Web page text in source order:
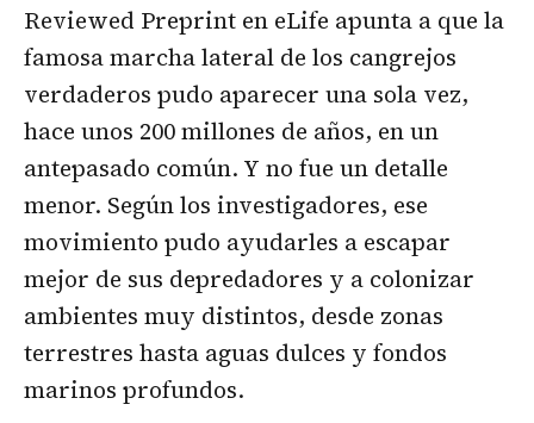
Reviewed Preprint en eLife apunta a que la
famosa marcha lateral de los cangrejos
verdaderos pudo aparecer una sola vez,
hace unos 200 millones de años, en un
antepasado común. Y no fue un detalle
menor. Según los investigadores, ese
movimiento pudo ayudarles a escapar
mejor de sus depredadores y a colonizar
ambientes muy distintos, desde zonas
terrestres hasta aguas dulces y fondos
marinos profundos.